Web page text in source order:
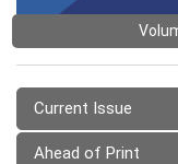
Current Issue
Ahead of Print